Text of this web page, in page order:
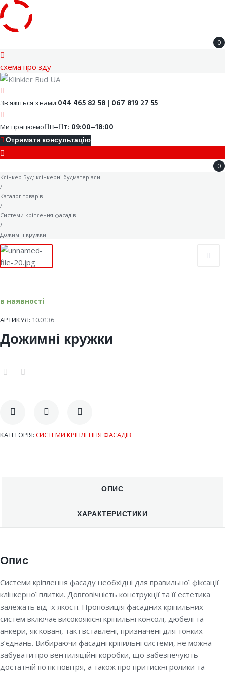
to
content
0
cхема проїзду
Facebook
Youtube
Instagram
Google
Зв'яжіться з нами:044 465 82 58 | 067 819 27 55
Ми працюємоПн–Пт: 09:00–18:00
Отримати консультацію
0
Клінкер Буд: клінкерні будматеріали
/
Каталог товарів
/
Системи кріплення фасадів
/
Дожимні кружки
в наявності
АРТИКУЛ: 10.0136
Дожимні кружки
КАТЕГОРІЯ: СИСТЕМИ КРІПЛЕННЯ ФАСАДІВ
ОПИС
ХАРАКТЕРИСТИКИ
Опис
Системи кріплення фасаду необхідні для правильної фіксації
клінкерної плитки. Довговічність конструкції та її естетика
залежать від їх якості. Пропозиція фасадних кріпильних
систем включає високоякісні кріпильні консолі, дюбелі та
анкери, як ковані, так і вставлені, призначені для тонких
з’єднань. Вибираючи фасадні кріпильні системи, не можна
забувати про вентиляційні коробки, що забезпечують
достатній потік повітря, а також про притискні ролики та